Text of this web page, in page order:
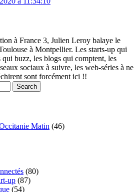
à France 3, Julien Leroy balaye le
à Montpellier. Les starts-up qui
buzz, les blogs qui comptent, les
sociaux à suivre, les web-séries à ne
sont forcément ici !!
Matin (46)
(80)
up (87)
(54)